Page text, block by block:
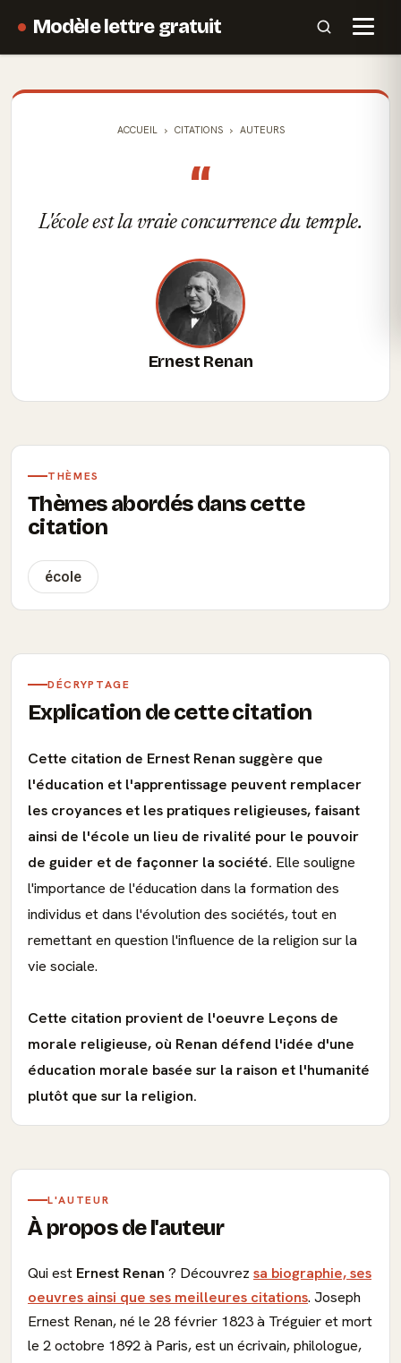
Modèle lettre gratuit
ACCUEIL CITATIONS AUTEURS
“
L'école est la vraie concurrence du temple.
Ernest Renan
THÈMES
Thèmes abordés dans cette
citation
école
DÉCRYPTAGE
Explication de cette citation
Cette citation de Ernest Renan suggère que
l'éducation et l'apprentissage peuvent remplacer
les croyances et les pratiques religieuses, faisant
ainsi de l'école un lieu de rivalité pour le pouvoir
de guider et de façonner la société. Elle souligne
l'importance de l'éducation dans la formation des
individus et dans l'évolution des sociétés, tout en
remettant en question l'influence de la religion sur la
vie sociale.
Cette citation provient de l'oeuvre Leçons de
morale religieuse, où Renan défend l'idée d'une
éducation morale basée sur la raison et l'humanité
plutôt que sur la religion.
L'AUTEUR
À propos de l'auteur
Qui est Ernest Renan ? Découvrez sa biographie, ses
oeuvres ainsi que ses meilleures citations. Joseph
Ernest Renan, né le 28 février 1823 à Tréguier et mort
le 2 octobre 1892 à Paris, est un écrivain, philologue,